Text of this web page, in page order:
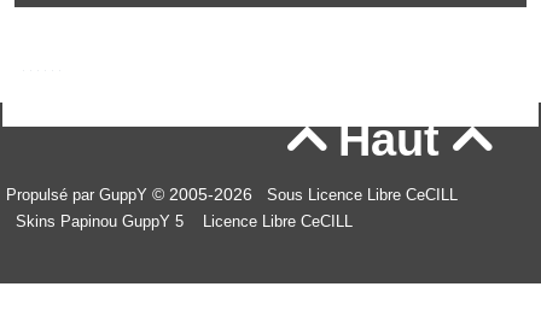
Haut
Propulsé par GuppY © 2005-2026
Sous Licence Libre CeCILL
Skins Papinou GuppY 5
Licence Libre CeCILL